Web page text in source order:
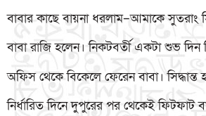
বাবার কাছে বায়না ধরলাম–আমাকে সুতরাং
বাবা রাজি হলেন। নিকটবর্তী একটা শুভ দিন
অফিস থেকে বিকেলে ফেরেন বাবা।
নির্ধারিত দিনে দুপুরের পর থেকেই